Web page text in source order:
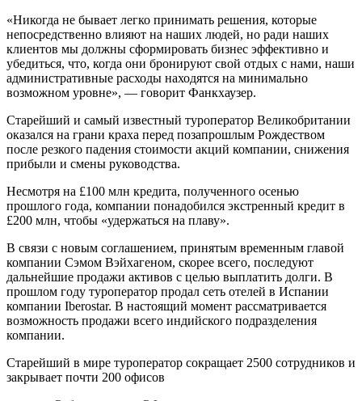
«Никогда не бывает легко принимать решения, которые
непосредственно влияют на наших людей, но ради наших
клиентов мы должны сформировать бизнес эффективно и
убедиться, что, когда они бронируют свой отдых с нами, наши
административные расходы находятся на минимально
возможном уровне», — говорит Фанкхаузер.
Старейший и самый известный туроператор Великобритании
оказался на грани краха перед позапрошлым Рождеством
после резкого падения стоимости акций компании, снижения
прибыли и смены руководства.
Несмотря на £100 млн кредита, полученного осенью
прошлого года, компании понадобился экстренный кредит в
£200 млн, чтобы «удержаться на плаву».
В связи с новым соглашением, принятым временным главой
компании Сэмом Вэйхагеном, скорее всего, последуют
дальнейшие продажи активов с целью выплатить долги. В
прошлом году туроператор продал сеть отелей в Испании
компании Iberostar. В настоящий момент рассматривается
возможность продажи всего индийского подразделения
компании.
Старейший в мире туроператор сокращает 2500 сотрудников и
закрывает почти 200 офисов